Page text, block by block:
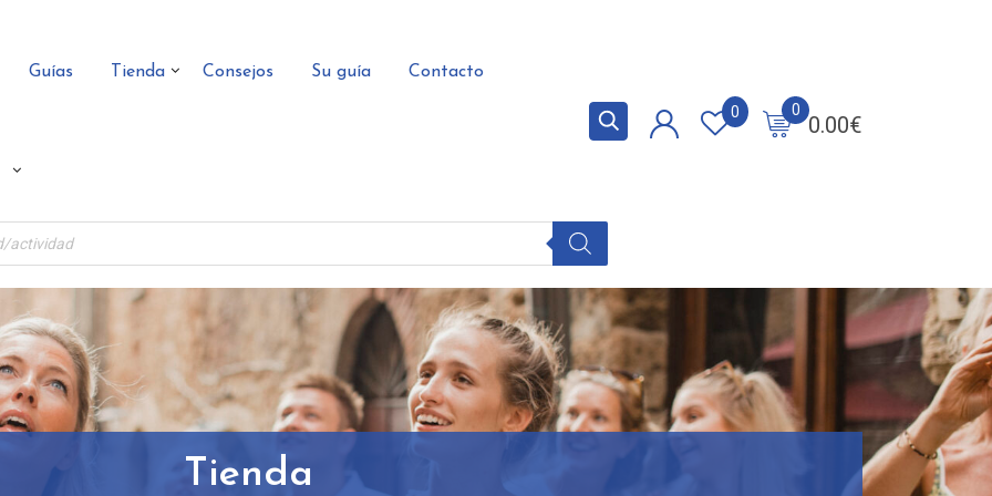
Guías Tienda Consejos Su guía Contacto
0.00€
0
0
Tienda